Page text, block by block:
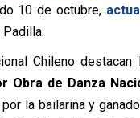
10 de octubre,
Chileno
Obra de Danza
la bailarina y